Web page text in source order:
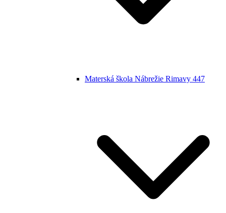
Materská škola Nábrežie Rimavy 447